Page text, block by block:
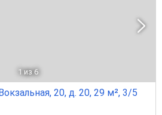
1 из 6
20, д. 20, 29 м², 3/5